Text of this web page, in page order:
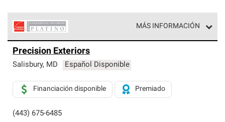
MÁS INFORMACIÓN
Corning constituyen el nivel superior de nuestra red
exclusiva y cumplen con estándares estrictos de
Solo ellos pueden ofrecer nuestra mejor garantía de
sistemas de techos.
Precision Exteriors
Salisbury, MD Español Disponible
(443) 675-6485
Financiación disponible Premiado